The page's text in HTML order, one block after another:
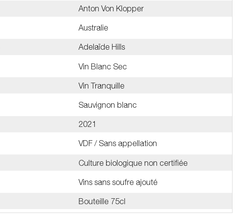
Anton Von Klopper
Australie
Adelaïde Hills
Vin Blanc Sec
Vin Tranquille
Sauvignon blanc
2021
VDF / Sans appellation
Culture biologique non certifiée
Vins sans soufre ajouté
Bouteille 75cl